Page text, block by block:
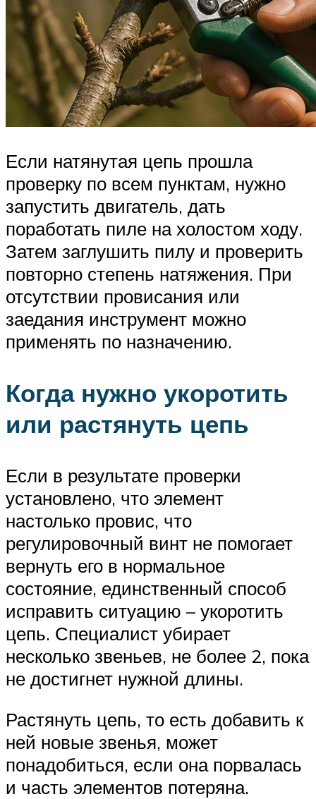
Если натянутая цепь прошла
проверку по всем пунктам, нужно
запустить двигатель, дать
поработать пиле на холостом ходу.
Затем заглушить пилу и проверить
повторно степень натяжения. При
отсутствии провисания или
заедания инструмент можно
применять по назначению.
Когда нужно укоротить
или растянуть цепь
Если в результате проверки
установлено, что элемент
настолько провис, что
регулировочный винт не помогает
вернуть его в нормальное
состояние, единственный способ
исправить ситуацию – укоротить
цепь. Специалист убирает
несколько звеньев, не более 2, пока
не достигнет нужной длины.
Растянуть цепь, то есть добавить к
ней новые звенья, может
понадобиться, если она порвалась
и часть элементов потеряна.